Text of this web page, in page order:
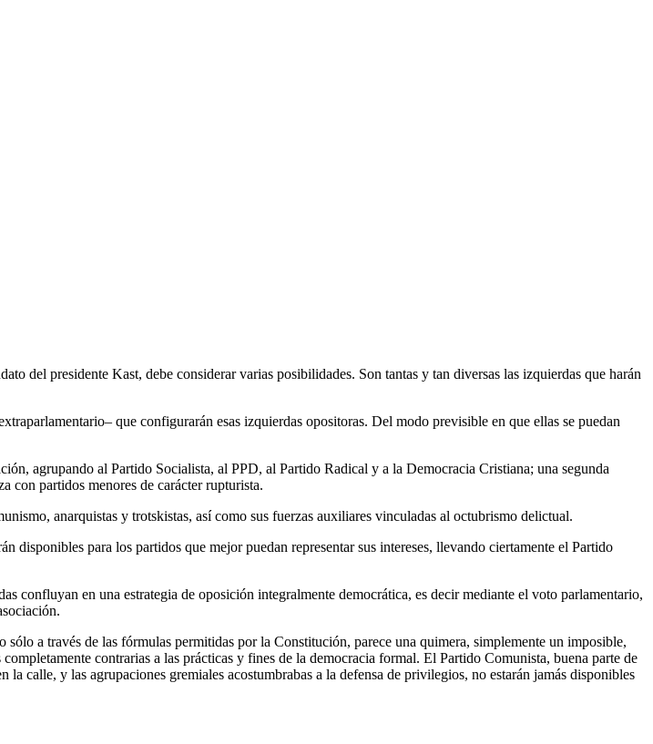
del presidente Kast, debe considerar varias posibilidades. Son tantas y tan diversas las izquierdas que harán
que configurarán esas izquierdas opositoras. Del modo previsible en que ellas se puedan
agrupando al Partido Socialista, al PPD, al Partido Radical y a la Democracia Cristiana; una segunda
con partidos menores de carácter rupturista.
anarquistas y trotskistas, así como sus fuerzas auxiliares vinculadas al octubrismo delictual.
disponibles para los partidos que mejor puedan representar sus intereses, llevando ciertamente el Partido
confluyan en una estrategia de oposición integralmente democrática, es decir mediante el voto parlamentario,
a través de las fórmulas permitidas por la Constitución, parece una quimera, simplemente un imposible,
contrarias a las prácticas y fines de la democracia formal. El Partido Comunista, buena parte de
calle, y las agrupaciones gremiales acostumbrabas a la defensa de privilegios, no estarán jamás disponibles